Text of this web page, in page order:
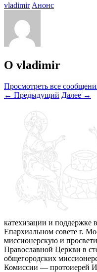
vladimir Анонс
О vladimir
Просмотреть все
← Предыдущий Далее →
катехизации и поддержке
Епархиальном совете г.
миссионерскую и
Православной Церкви в
общегородских
Комиссии — протоиерей